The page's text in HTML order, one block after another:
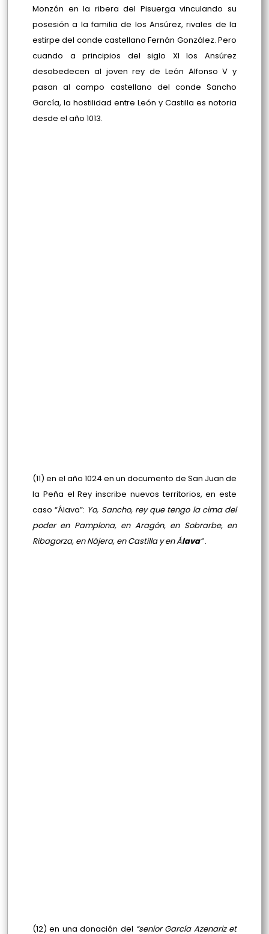
Monzón en la ribera del Pisuerga vinculando su
posesión a la familia de los Ansúrez, rivales de la
estirpe del conde castellano Fernán González. Pero
cuando a principios del siglo XI los Ansúrez
desobedecen al joven rey de León Alfonso V y
pasan al campo castellano del conde Sancho
García, la hostilidad entre León y Castilla es notoria
desde el año 1013.
(11) en el año 1024 en un documento de San Juan de
la Peña el Rey inscribe nuevos territorios, en este
caso “Álava”: Yo, Sancho, rey que tengo la cima del
poder en Pamplona, en Aragón, en Sobrarbe, en
Ribagorza, en Nájera, en Castilla y en Álava”.
(12) en una donación del “senior García Azenariz et